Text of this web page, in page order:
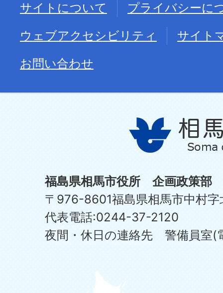
サイトについて
プライバシーに
ウェブアクセシビリティ
サイト
お問い合わせ
福島県相馬市役所 企画政策部
〒976-8601福島県相馬市中村
代表電話:0244-37-2120
夜間・休日の連絡先 警備員室